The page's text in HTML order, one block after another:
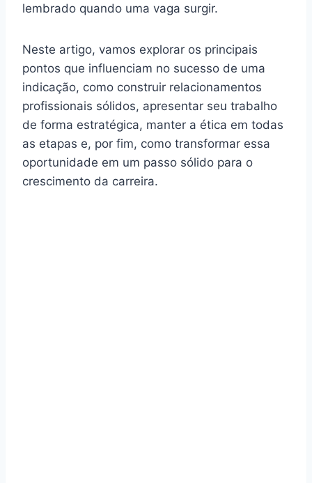
lembrado quando uma vaga surgir.
Neste artigo, vamos explorar os principais
pontos que influenciam no sucesso de uma
indicação, como construir relacionamentos
profissionais sólidos, apresentar seu trabalho
de forma estratégica, manter a ética em todas
as etapas e, por fim, como transformar essa
oportunidade em um passo sólido para o
crescimento da carreira.